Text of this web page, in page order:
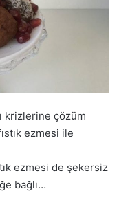
krizlerine çözüm
ezmesi ile
ezmesi de şekersiz
bağlı…